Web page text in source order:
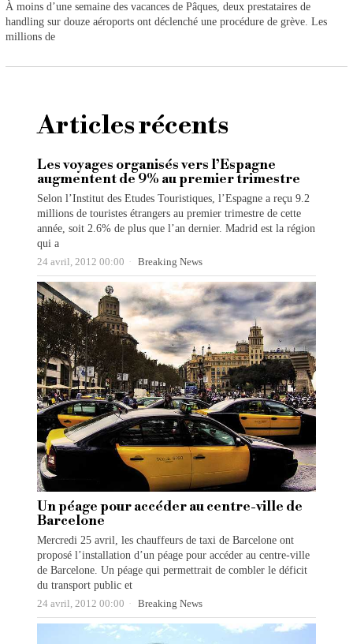
À moins d’une semaine des vacances de Pâques, deux prestataires de
handling sur douze aéroports ont déclenché une procédure de grève. Les
millions de
Articles récents
Les voyages organisés vers l’Espagne
augmentent de 9% au premier trimestre
Selon l’Institut des Etudes Touristiques, l’Espagne a reçu 9.2
millions de touristes étrangers au premier trimestre de cette
année, soit 2.6% de plus que l’an dernier. Madrid est la région
qui a
24 avril, 2012 00:00 Breaking News
Un péage pour accéder au centre-ville de
Barcelone
Mercredi 25 avril, les chauffeurs de taxi de Barcelone ont
proposé l’installation d’un péage pour accéder au centre-ville
de Barcelone. Un péage qui permettrait de combler le déficit
du transport public et
24 avril, 2012 00:00 Breaking News